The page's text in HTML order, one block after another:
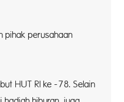
pihak perusahaan
HUT RI ke -78. Selain